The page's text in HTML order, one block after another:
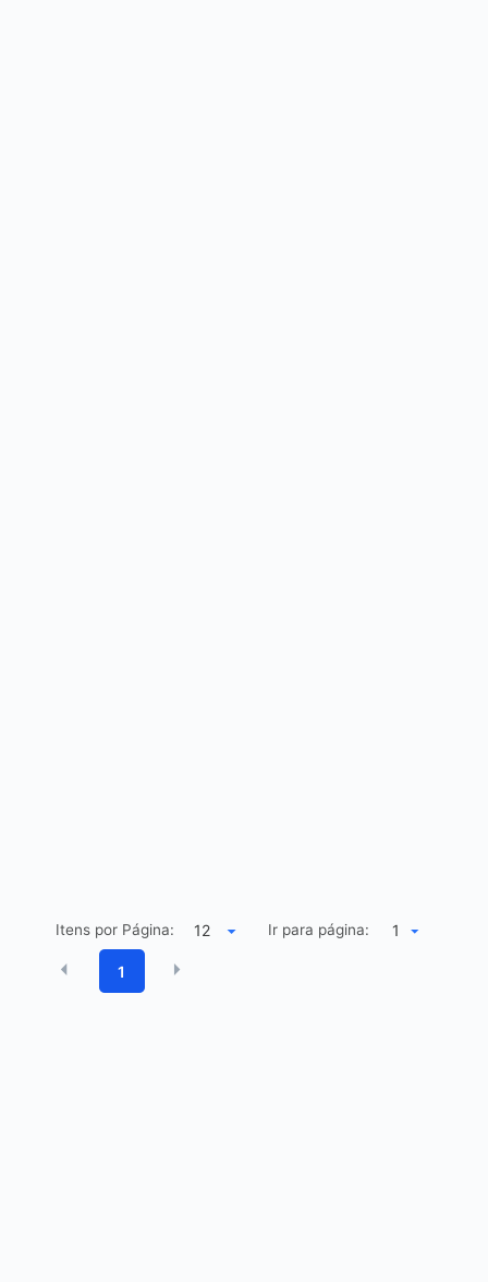
Itens por Página: Ir para página: 1
1